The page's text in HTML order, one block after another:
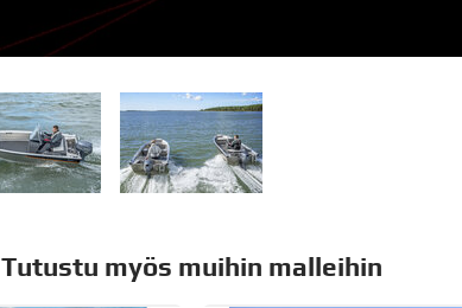
Tutustu myös muihin malleihin